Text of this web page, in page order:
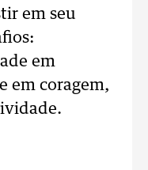
em seu
em
em coragem,